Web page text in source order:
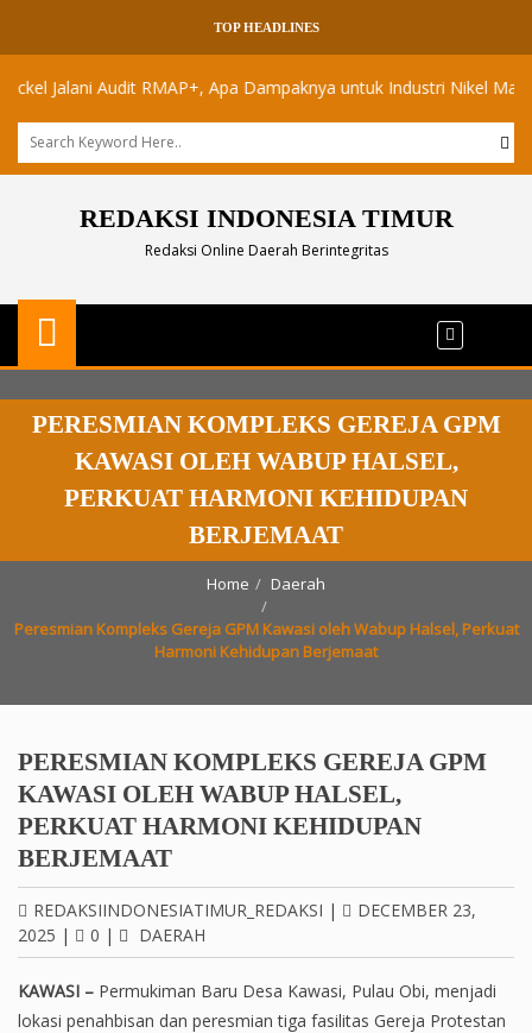
TOP HEADLINES
Audit RMAP+, Apa Dampaknya untuk Industri Nikel Maluku
REDAKSI INDONESIA TIMUR
Redaksi Online Daerah Berintegritas
PERESMIAN KOMPLEKS GEREJA GPM
KAWASI OLEH WABUP HALSEL,
PERKUAT HARMONI KEHIDUPAN
BERJEMAAT
Home Daerah
Peresmian Kompleks Gereja GPM Kawasi oleh Wabup Halsel, Perkuat
Harmoni Kehidupan Berjemaat
PERESMIAN KOMPLEKS GEREJA GPM
KAWASI OLEH WABUP HALSEL,
PERKUAT HARMONI KEHIDUPAN
BERJEMAAT
REDAKSIINDONESIATIMUR_REDAKSI |
DECEMBER 23,
2025 | 0 | DAERAH
KAWASI – Permukiman Baru Desa Kawasi, Pulau Obi, menjadi
lokasi penahbisan dan peresmian tiga fasilitas Gereja Protestan